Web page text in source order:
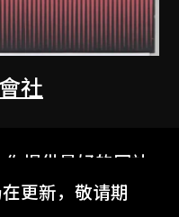
社
提供最好的网站
更新，敬请期